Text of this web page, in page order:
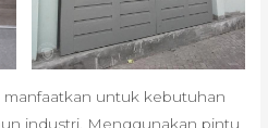
manfaatkan untuk kebutuhan
industri. Menggunakan pintu